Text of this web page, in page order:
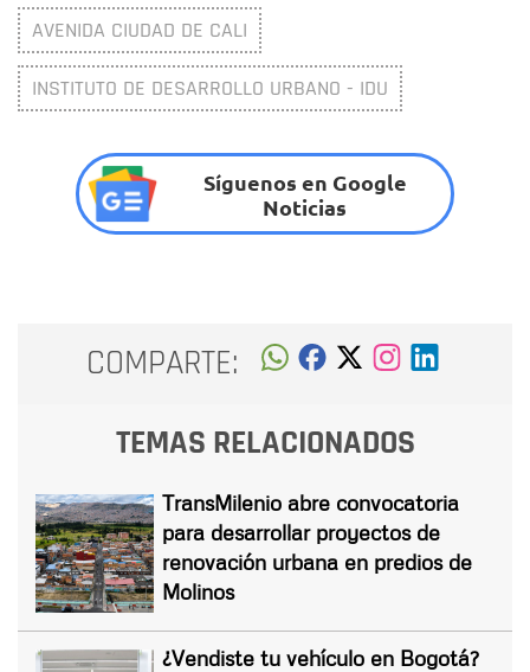
AVENIDA CIUDAD DE CALI
INSTITUTO DE DESARROLLO URBANO - IDU
Síguenos en Google
Noticias
COMPARTE:
TEMAS RELACIONADOS
TransMilenio abre convocatoria
para desarrollar proyectos de
renovación urbana en predios de
Molinos
¿Vendiste tu vehículo en Bogotá?